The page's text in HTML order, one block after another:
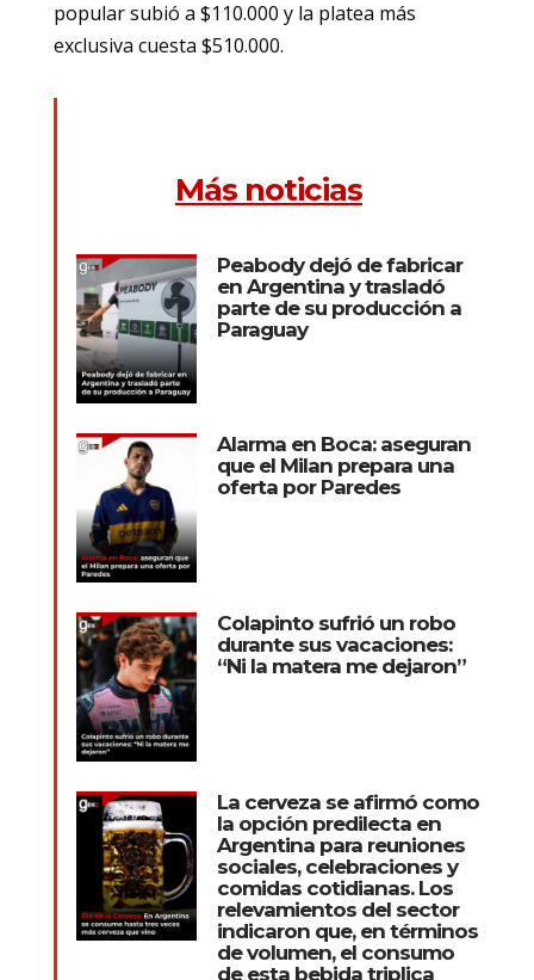
popular subió a $110.000 y la platea más
exclusiva cuesta $510.000.
Más noticias
Peabody dejó de fabricar
en Argentina y trasladó
parte de su producción a
Paraguay
Alarma en Boca: aseguran
que el Milan prepara una
oferta por Paredes
Colapinto sufrió un robo
durante sus vacaciones:
“Ni la matera me dejaron”
La cerveza se afirmó como
la opción predilecta en
Argentina para reuniones
sociales, celebraciones y
comidas cotidianas. Los
relevamientos del sector
indicaron que, en términos
de volumen, el consumo
de esta bebida triplica